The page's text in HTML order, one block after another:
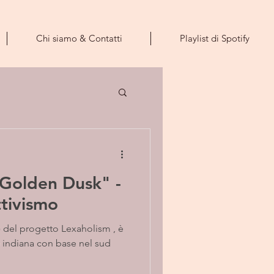
Chi siamo & Contatti Playlist di Spotify
Dusk" -
progetto Lexaholism , è
con base nel sud